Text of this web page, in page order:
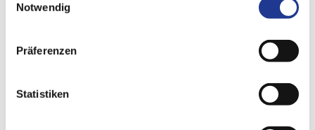
Notwendig
Präferenzen
Statistiken